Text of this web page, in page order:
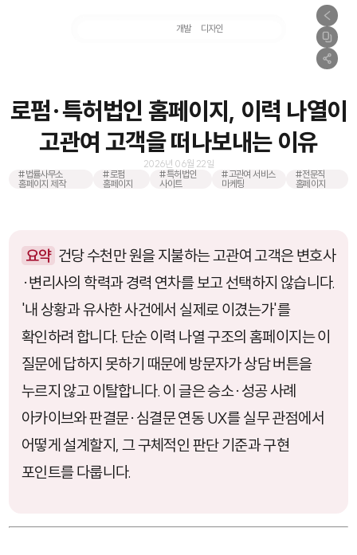
개발 디자인
로펌·특허법인 홈페이지, 이력 나열이
고관여 고객을 떠나보내는 이유
2026년 06월 22일
#법률사무소
홈페이지 제작
#로펌
홈페이지
#특허법인
사이트
#고관여 서비스
마케팅
#전문직
홈페이지
요약 건당 수천만 원을 지불하는 고관여 고객은 변호사
·변리사의 학력과 경력 연차를 보고 선택하지 않습니다.
'내 상황과 유사한 사건에서 실제로 이겼는가'를
확인하려 합니다. 단순 이력 나열 구조의 홈페이지는 이
질문에 답하지 못하기 때문에 방문자가 상담 버튼을
누르지 않고 이탈합니다. 이 글은 승소·성공 사례
아카이브와 판결문·심결문 연동 UX를 실무 관점에서
어떻게 설계할지, 그 구체적인 판단 기준과 구현
포인트를 다룹니다.